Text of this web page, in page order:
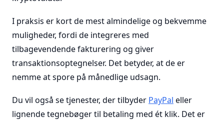
I praksis er kort de mest almindelige og bekvemme
muligheder, fordi de integreres med
tilbagevendende fakturering og giver
transaktionsoptegnelser. Det betyder, at de er
nemme at spore på månedlige udsagn.
Du vil også se tjenester, der tilbyder PayPal eller
lignende tegnebøger til betaling med ét klik. Det er